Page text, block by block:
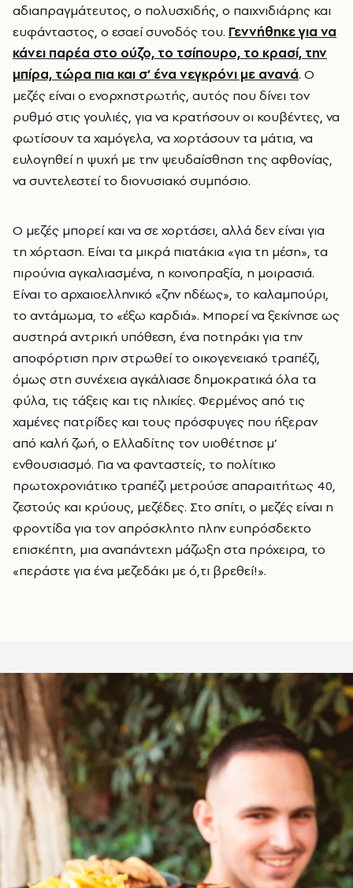
αδιαπραγμάτευτος, ο πολυσχιδής, ο παιχνιδιάρης και
ευφάνταστος, ο εσαεί συνοδός του. Γεννήθηκε για να
κάνει παρέα στο ούζο, το τσίπουρο, το κρασί, την
μπίρα, τώρα πια και σ’ ένα νεγκρόνι με ανανά. Ο
μεζές είναι ο ενορχηστρωτής, αυτός που δίνει τον
ρυθμό στις γουλιές, για να κρατήσουν οι κουβέντες, να
φωτίσουν τα χαμόγελα, να χορτάσουν τα μάτια, να
ευλογηθεί η ψυχή με την ψευδαίσθηση της αφθονίας,
να συντελεστεί το διονυσιακό συμπόσιο.
Ο μεζές μπορεί και να σε χορτάσει, αλλά δεν είναι για
τη χόρταση. Είναι τα μικρά πιατάκια «για τη μέση», τα
πιρούνια αγκαλιασμένα, η κοινοπραξία, η μοιρασιά.
Είναι το αρχαιοελληνικό «ζην ηδέως», το καλαμπούρι,
το αντάμωμα, το «έξω καρδιά». Μπορεί να ξεκίνησε ως
αυστηρά αντρική υπόθεση, ένα ποτηράκι για την
αποφόρτιση πριν στρωθεί το οικογενειακό τραπέζι,
όμως στη συνέχεια αγκάλιασε δημοκρατικά όλα τα
φύλα, τις τάξεις και τις ηλικίες. Φερμένος από τις
χαμένες πατρίδες και τους πρόσφυγες που ήξεραν
από καλή ζωή, ο Ελλαδίτης τον υιοθέτησε μ’
ενθουσιασμό. Για να φανταστείς, το πολίτικο
πρωτοχρονιάτικο τραπέζι μετρούσε απαραιτήτως 40,
ζεστούς και κρύους, μεζέδες. Στο σπίτι, ο μεζές είναι η
φροντίδα για τον απρόσκλητο πλην ευπρόσδεκτο
επισκέπτη, μια αναπάντεχη μάζωξη στα πρόχειρα, το
«περάστε για ένα μεζεδάκι με ό,τι βρεθεί!».